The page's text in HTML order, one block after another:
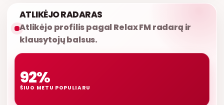
ATLIKĖJO RADARAS
Atlikėjo profilis pagal Relax FM radarą ir
klausytojų balsus.
92%
ŠIUO METU POPULIARU